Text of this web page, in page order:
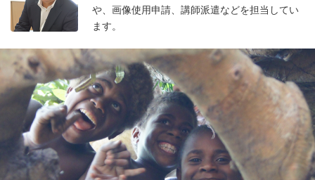
や、画像使用申請、講師派遣などを担当してい
ます。